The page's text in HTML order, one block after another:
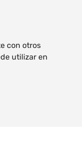
con otros
utilizar en